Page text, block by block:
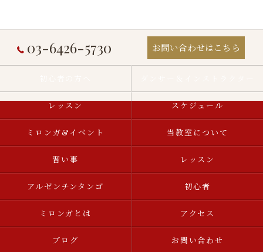
03-6426-5730 お問い合わせはこちら
レッスン スケジュール
ミロンガ&イベント 当教室について
習い事 レッスン
アルゼンチンタンゴ 初心者
ミロンガとは アクセス
ブログ お問い合わせ